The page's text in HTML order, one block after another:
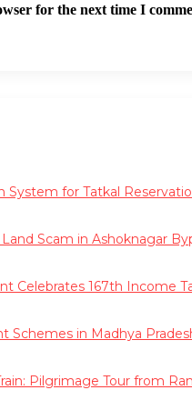
for the next time I
System for Tatkal
Scam in Ashoknagar
Celebrates 167th Income
Schemes in Madhya
Pilgrimage Tour from